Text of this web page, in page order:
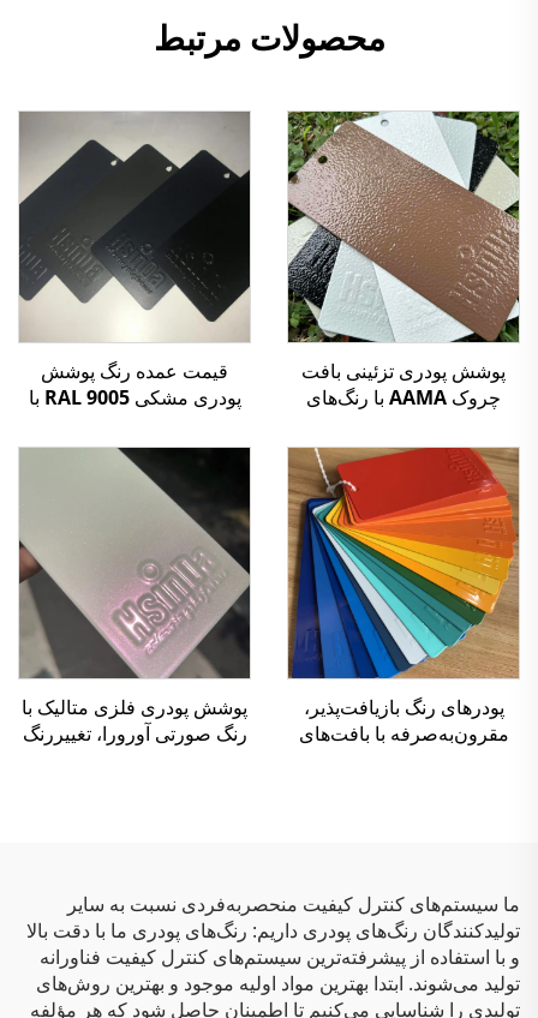
محصولات مرتبط
پوشش پودری تزئینی بافت
چروک AAMA با رنگ‌های
قیمت عمده رنگ پوشش
پودری مشکی RAL 9005 با
مقاوم
پودرهای رنگ بازیافت‌پذیر،
مقرون‌به‌صرفه با بافت‌های
پوشش پودری فلزی متالیک با
رنگ صورتی آورورا، تغییررنگ
ما سیستم‌های کنترل کیفیت منحصربه‌فردی نسبت به سایر
تولیدکنندگان رنگ‌های پودری داریم: رنگ‌های پودری ما با دقت بالا
و با استفاده از پیشرفته‌ترین سیستم‌های کنترل کیفیت فناورانه
تولید می‌شوند. ابتدا بهترین مواد اولیه موجود و بهترین روش‌های
تولیدی را شناسایی می‌کنیم تا اطمینان حاصل شود که هر مؤلفه